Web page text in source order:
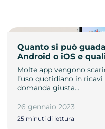
Quanto si può
Android o iOS e
Molte app vengono
l’uso quotidiano in
domanda giusta…
26 gennaio 2023
25 minuti di lettura